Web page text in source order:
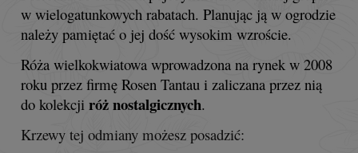
w wielogatunkowych rabatach. Planując ją w ogrodzie
należy pamiętać o jej dość wysokim wzroście.
Róża wielkokwiatowa wprowadzona na rynek w 2008
roku przez firmę Rosen Tantau i zaliczana przez nią
do kolekcji róż nostalgicznych.
Krzewy tej odmiany możesz posadzić: